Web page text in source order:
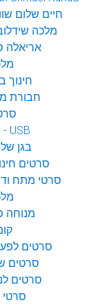
חיים שלום
מלכה
אריאלה
חינוך
חבורת
- USB
בגן של
סרטים
סרטי מתח
מנוחה
סרטים
סרטים
סרטים